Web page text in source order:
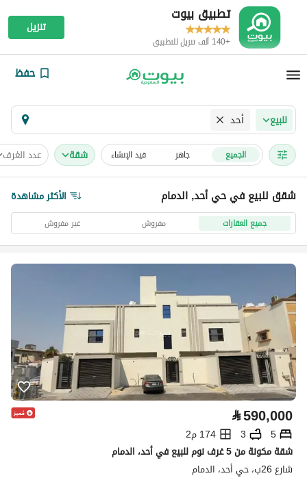
تطبيق بيوت
+140 ألف تنزيل للتطبيق
تنزيل
حفظ
للبيع أحد
الجميع جاهز قيد الإنشاء شقة عدد الغرف
شقق للبيع في حي أحد, الدمام الأكثر مشاهدة
جميع العقارات مفروش غير مفروش
⃁590,000
5
3
174 م2
شقة مكونة من 5 غرف نوم للبيع في أحد، الدمام
شارع 26ب، حي أحد، الدمام